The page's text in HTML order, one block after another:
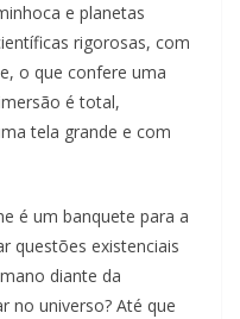
e planetas
rigorosas, com
o que confere uma
é total,
tela grande e com
é um banquete para a
questões existenciais
diante da
no universo? Até que